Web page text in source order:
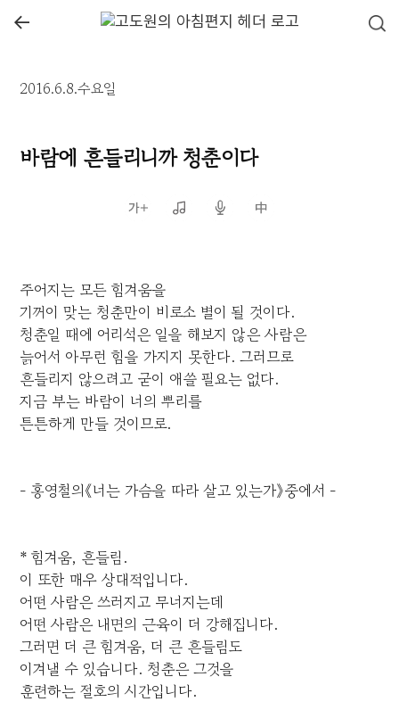
←
2016.6.8.수요일
바람에 흔들리니까 청춘이다
주어지는 모든 힘겨움을
기꺼이 맞는 청춘만이 비로소 별이 될 것이다.
청춘일 때에 어리석은 일을 해보지 않은 사람은
늙어서 아무런 힘을 가지지 못한다. 그러므로
흔들리지 않으려고 굳이 애쓸 필요는 없다.
지금 부는 바람이 너의 뿌리를
튼튼하게 만들 것이므로.
- 홍영철의《너는 가슴을 따라 살고 있는가》중에서 -
* 힘겨움, 흔들림.
이 또한 매우 상대적입니다.
어떤 사람은 쓰러지고 무너지는데
어떤 사람은 내면의 근육이 더 강해집니다.
그러면 더 큰 힘겨움, 더 큰 흔들림도
이겨낼 수 있습니다. 청춘은 그것을
훈련하는 절호의 시간입니다.